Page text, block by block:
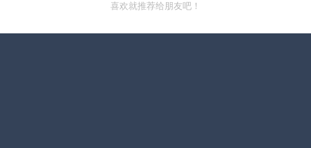
喜欢就推荐给朋友吧！